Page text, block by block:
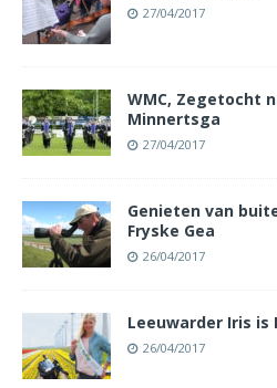
27/04/2017
WMC, Zegetocht
Minnertsga
27/04/2017
Genieten van
Fryske Gea
26/04/2017
Leeuwarder Iris is
26/04/2017